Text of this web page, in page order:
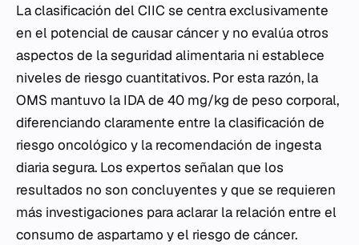
La clasificación del CIIC se centra exclusivamente
en el potencial de causar cáncer y no evalúa otros
aspectos de la seguridad alimentaria ni establece
niveles de riesgo cuantitativos. Por esta razón, la
OMS mantuvo la IDA de 40 mg/kg de peso corporal,
diferenciando claramente entre la clasificación de
riesgo oncológico y la recomendación de ingesta
diaria segura. Los expertos señalan que los
resultados no son concluyentes y que se requieren
más investigaciones para aclarar la relación entre el
consumo de aspartamo y el riesgo de cáncer.